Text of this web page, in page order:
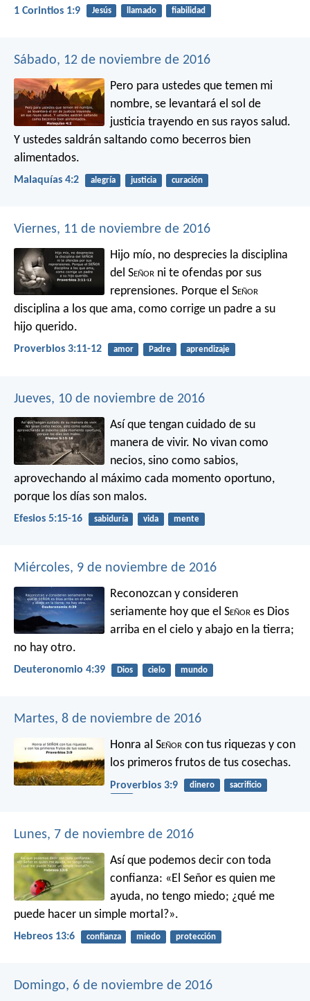
1 Corintios 1:9 Jesús llamado fiabilidad
Sábado, 12 de noviembre de 2016
Pero para ustedes que temen mi
nombre, se levantará el sol de
justicia trayendo en sus rayos salud.
Y ustedes saldrán saltando como becerros bien
alimentados.
Malaquías 4:2 alegría justicia curación
Viernes, 11 de noviembre de 2016
Hijo mío, no desprecies la disciplina
del Señor ni te ofendas por sus
reprensiones. Porque el Señor
disciplina a los que ama, como corrige un padre a su
hijo querido.
Proverbios 3:11-12 amor Padre aprendizaje
Jueves, 10 de noviembre de 2016
Así que tengan cuidado de su
manera de vivir. No vivan como
necios, sino como sabios,
aprovechando al máximo cada momento oportuno,
porque los días son malos.
Efesios 5:15-16 sabiduría vida mente
Miércoles, 9 de noviembre de 2016
Reconozcan y consideren
seriamente hoy que el Señor es Dios
arriba en el cielo y abajo en la tierra;
no hay otro.
Deuteronomio 4:39 Dios cielo mundo
Martes, 8 de noviembre de 2016
Honra al Señor con tus riquezas y con
los primeros frutos de tus cosechas.
Proverbios 3:9 dinero
sacrificio
Lunes, 7 de noviembre de 2016
Así que podemos decir con toda
confianza: «El Señor es quien me
ayuda, no tengo miedo; ¿qué me
puede hacer un simple mortal?».
Hebreos 13:6 confianza miedo protección
Domingo, 6 de noviembre de 2016